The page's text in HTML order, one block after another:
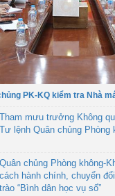
PK-KQ kiểm tra Nhà
Tham mưu trưởng Không
Tư lệnh Quân chủng Phòng
Quân chủng Phòng không-
cách hành chính, chuyển
trào “Bình dân học vụ số”